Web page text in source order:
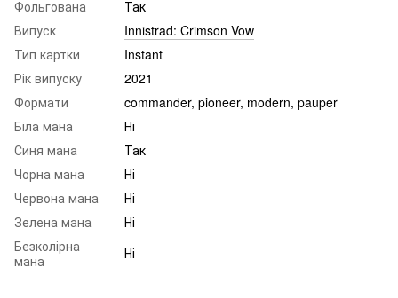
Фольгована
Так
Випуск
Innistrad: Crimson Vow
Тип картки
Instant
Рік випуску
2021
Формати
commander, pioneer, modern, pauper
Біла мана
Ні
Синя мана
Так
Чорна мана
Ні
Червона мана
Ні
Зелена мана
Ні
Безколірна
мана
Ні